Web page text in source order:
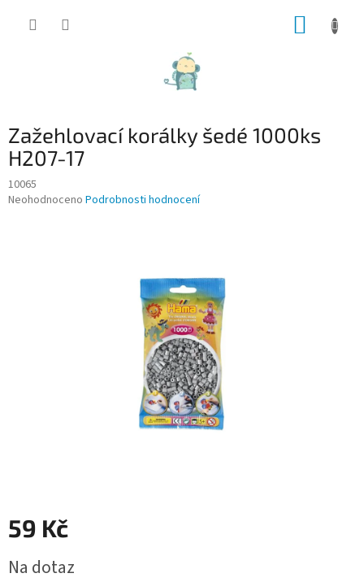
Zažehlovací korálky šedé 1000ks
H207-17
10065
Průměrné
Neohodnoceno Podrobnosti hodnocení
59 Kč
cena:
Na dotaz